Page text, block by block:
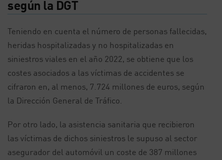
según la DGT
Teniendo en cuenta el número de personas fallecidas,
heridas hospitalizadas y no hospitalizadas en
siniestros viales en el año 2022, se obtiene que los
costes asociados a las víctimas de accidentes se
cifraron en, al menos, 7.724 millones de euros, según
la Dirección General de Tráfico.
Por otro lado, la asistencia sanitaria que recibieron
las víctimas de dichos siniestros le supuso al sector
asegurador del automóvil un coste de 387 millones